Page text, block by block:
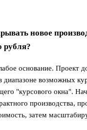
новое
рубля?
основание. Проект
диапазоне возможных
"курсового окна".
производства,
затем